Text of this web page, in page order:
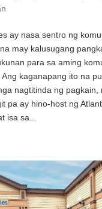
ay nasa sentro ng
may kalusugang
para sa aming
Ang kaganapang ito na
nagtitinda ng pagkain,
pa ay hino-host ng
isa sa...